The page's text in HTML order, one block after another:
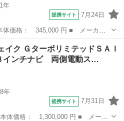
年
提携サイト 7月24日
ヴ ■ グレード名： Ｌ キーレ
プ ＡＢＳ エアバック ■ 排気
イク ＧターボリミテッドＳＡＩ
インチナビ 両側電動ス…
年
提携サイト 7月31日